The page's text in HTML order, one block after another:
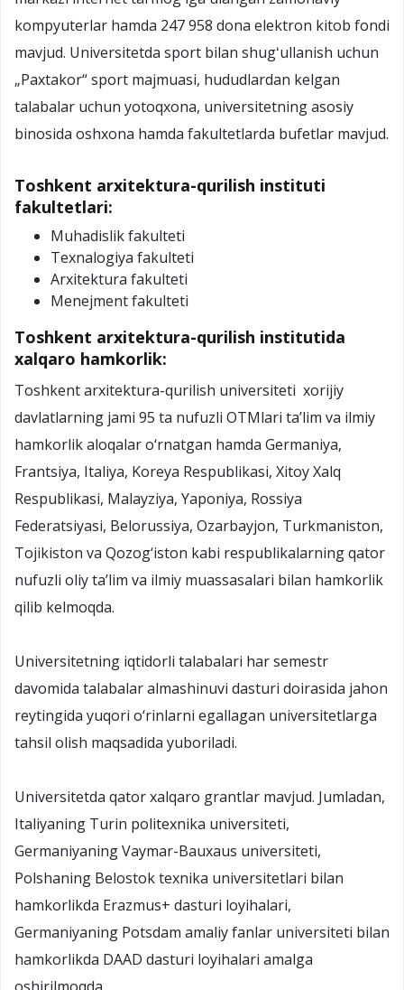
kompyuterlar hamda 247 958 dona elektron kitob fondi
mavjud. Universitetda sport bilan shugʻullanish uchun
„Paxtakor“ sport majmuasi, hududlardan kelgan
talabalar uchun yotoqxona, universitetning asosiy
binosida oshxona hamda fakultetlarda bufetlar mavjud.
Toshkent arxitektura-qurilish instituti
fakultetlari:
Muhadislik fakulteti
Texnalogiya fakulteti
Arxitektura fakulteti
Menejment fakulteti
Toshkent arxitektura-qurilish institutida
xalqaro hamkorlik:
Toshkent arxitektura-qurilish universiteti xorijiy
davlatlarning jami 95 ta nufuzli OTMlari ta’lim va ilmiy
hamkorlik aloqalar o‘rnatgan hamda Germaniya,
Frantsiya, Italiya, Koreya Respublikasi, Xitoy Xalq
Respublikasi, Malayziya, Yaponiya, Rossiya
Federatsiyasi, Belorussiya, Ozarbayjon, Turkmaniston,
Tojikiston va Qozog‘iston kabi respublikalarning qator
nufuzli oliy ta’lim va ilmiy muassasalari bilan hamkorlik
qilib kelmoqda.
Universitetning iqtidorli talabalari har semestr
davomida talabalar almashinuvi dasturi doirasida jahon
reytingida yuqori o‘rinlarni egallagan universitetlarga
tahsil olish maqsadida yuboriladi.
Universitetda qator xalqaro grantlar mavjud. Jumladan,
Italiyaning Turin politexnika universiteti,
Germaniyaning Vaymar-Bauxaus universiteti,
Polshaning Belostok texnika universitetlari bilan
hamkorlikda Erazmus+ dasturi loyihalari,
Germaniyaning Potsdam amaliy fanlar universiteti bilan
hamkorlikda DAAD dasturi loyihalari amalga